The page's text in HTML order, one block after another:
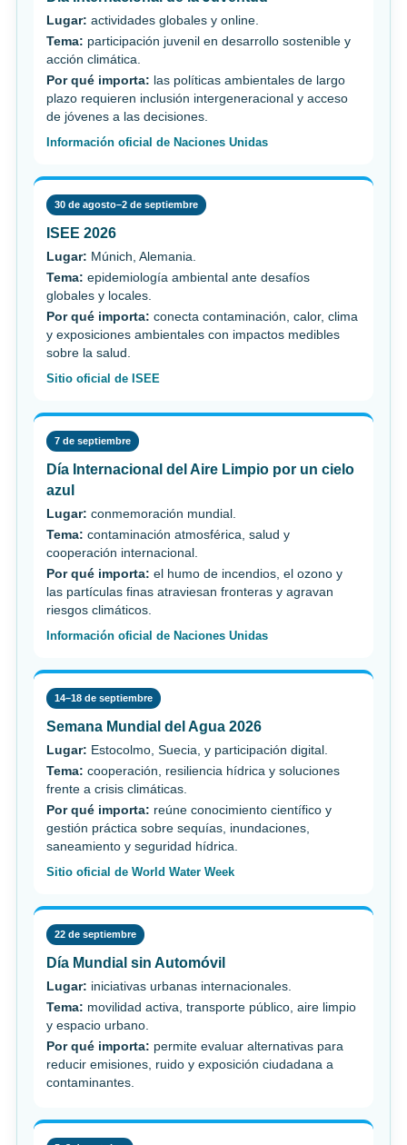
Lugar: actividades globales y online.
Tema: participación juvenil en desarrollo sostenible y
acción climática.
Por qué importa: las políticas ambientales de largo
plazo requieren inclusión intergeneracional y acceso
de jóvenes a las decisiones.
Información oficial de Naciones Unidas
30 de agosto–2 de septiembre
ISEE 2026
Lugar: Múnich, Alemania.
Tema: epidemiología ambiental ante desafíos
globales y locales.
Por qué importa: conecta contaminación, calor, clima
y exposiciones ambientales con impactos medibles
sobre la salud.
Sitio oficial de ISEE
7 de septiembre
Día Internacional del Aire Limpio por un cielo
azul
Lugar: conmemoración mundial.
Tema: contaminación atmosférica, salud y
cooperación internacional.
Por qué importa: el humo de incendios, el ozono y
las partículas finas atraviesan fronteras y agravan
riesgos climáticos.
Información oficial de Naciones Unidas
14–18 de septiembre
Semana Mundial del Agua 2026
Lugar: Estocolmo, Suecia, y participación digital.
Tema: cooperación, resiliencia hídrica y soluciones
frente a crisis climáticas.
Por qué importa: reúne conocimiento científico y
gestión práctica sobre sequías, inundaciones,
saneamiento y seguridad hídrica.
Sitio oficial de World Water Week
22 de septiembre
Día Mundial sin Automóvil
Lugar: iniciativas urbanas internacionales.
Tema: movilidad activa, transporte público, aire limpio
y espacio urbano.
Por qué importa: permite evaluar alternativas para
reducir emisiones, ruido y exposición ciudadana a
contaminantes.